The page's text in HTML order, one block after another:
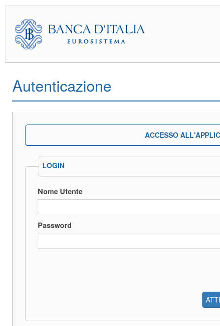
Autenticazione
ACCESSO
LOGIN
Nome Utente
Password